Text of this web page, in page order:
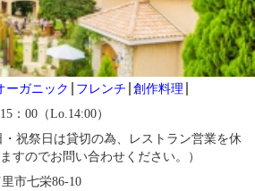
ーガニック フレンチ 創作料理
：00（Lo.14:00）
祝祭日は貸切の為、レストラン営業を休
すのでお問い合わせください。）
市七栄86-10